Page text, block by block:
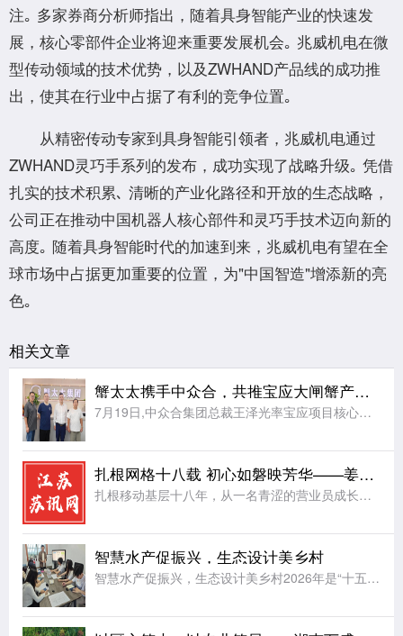
注｡ 多家券商分析师指出，随着具身智能产业的快速发
展，核⼼零部件企业将迎来重要发展机会｡ 兆威机电在微
型传动领域的技术优势，以及ZWHAND产品线的成功推
出，使其在⾏业中占据了有利的竞争位置｡
从精密传动专家到具身智能引领者，兆威机电通过
ZWHAND灵巧⼿系列的发布，成功实现了战略升级｡ 凭借
扎实的技术积累､ 清晰的产业化路径和开放的⽣态战略，
公司正在推动中国机器⼈核⼼部件和灵巧手技术迈向新的
⾼度｡ 随着具身智能时代的加速到来，兆威机电有望在全
球市场中占据更加重要的位置，为"中国智造"增添新的亮
⾊｡
相关文章
蟹太太携手中众合，共推宝应大闸蟹产业升级
7月19日,中众合集团总裁王泽光率宝应项目核心团队,赴蟹太太集团总部考察交流。蟹太太集团董事长姚远、供应链负责人桂玉成接待座谈。双方重点洽谈了品牌入驻、定点采购、供应链共建、品牌授权赋能等合作事宜,最
扎根网格十八载 初心如磐映芳华——姜堰分公司罗塘网格卞成凤
扎根移动基层十八年，从一名青涩的营业员成长为独当一面的网格长，姜堰分公司罗塘网格卞成凤同志，岗位在变、身份在变，但“把网格当家，把群众当亲人”的誓言始终未变。她的三个故事，折射出一名基层移动党员的初心
智慧水产促振兴，生态设计美乡村
智慧水产促振兴，生态设计美乡村2026年是“十五五”规划起步之年，为助推农业现代化发展，落实乡村振兴相关工作要求，上海杉达学院工程学院实践团奔赴常州金坛水产养殖片区开展暑期社会实践。团队走出校园课堂，